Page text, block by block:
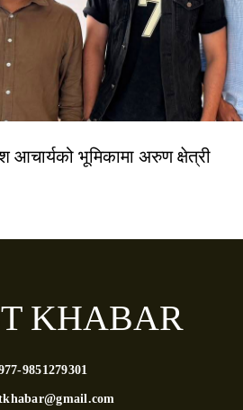
आचार्यको भूमिकामा अरुण क्षेत्री
KHABAR
9851279301